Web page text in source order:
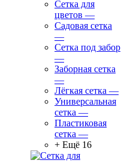
Сетка для
цветов —
Садовая сетка
—
Сетка под забор
—
Заборная сетка
—
Лёгкая сетка —
Универсальная
сетка —
Пластиковая
сетка —
+ Ещё 16